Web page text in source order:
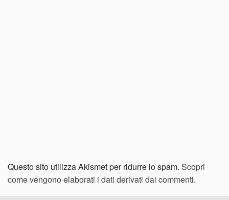
Questo sito utilizza Akismet per ridurre lo spam. Scopri
come vengono elaborati i dati derivati dai commenti.